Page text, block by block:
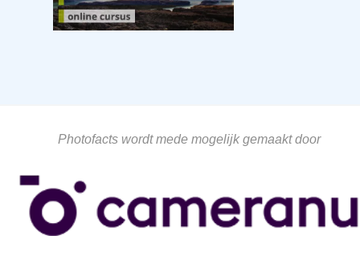
Photofacts wordt mede mogelijk gemaakt door